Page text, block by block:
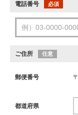
電話番号 必須
ご住所 任意
郵便番号 〒
都道府県